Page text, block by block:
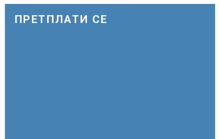
прилепски бранители
ПРЕТПЛАТИ СЕ